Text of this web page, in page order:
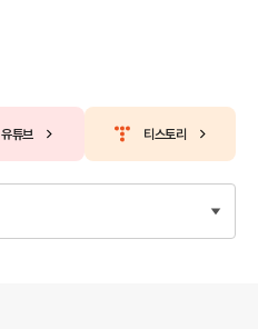
유튜브 티스토리